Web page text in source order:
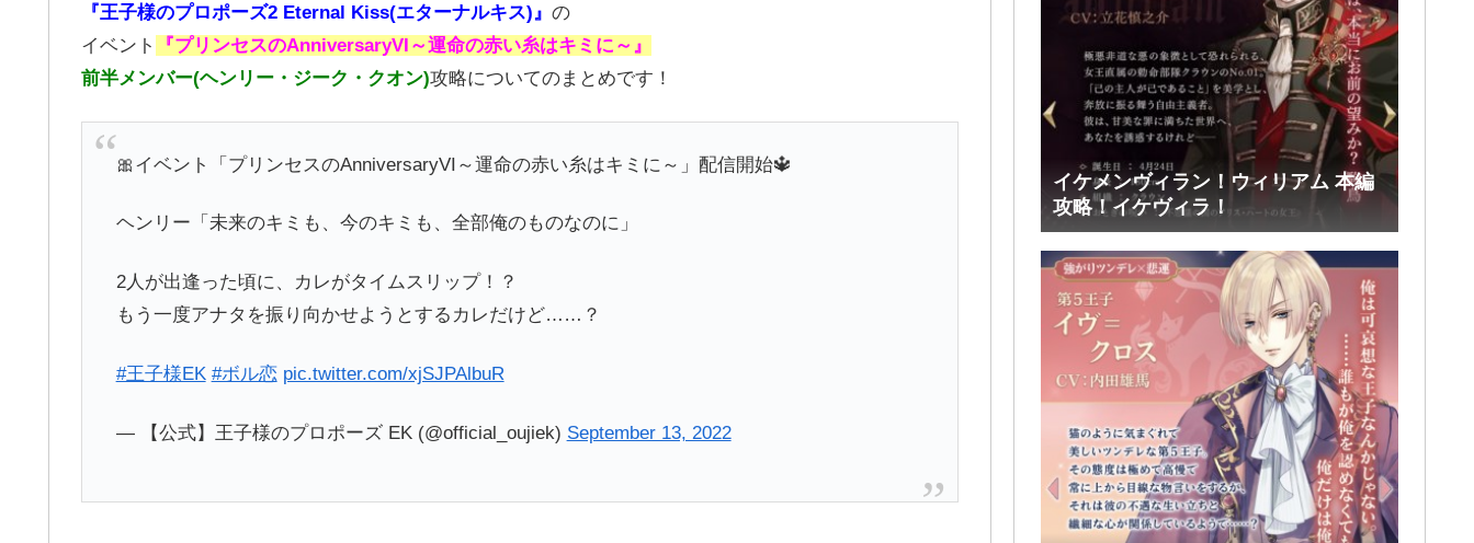
『王子様のプロポーズ2 Eternal Kiss(エターナルキス)』 の
イベント
『プリンセスのAnniversaryVI～運命の赤い糸はキミに～』
前半メンバー(ヘンリー・ジーク・クオン)攻略についてのまとめです！
🎀イベント「プリンセスのAnniversaryVI～運命の赤い糸はキミに～」配信開始🔱
ヘンリー「未来のキミも、今のキミも、全部俺のものなのに」
2人が出逢った頃に、カレがタイムスリップ！？
もう一度アナタを振り向かせようとするカレだけど……？
#王子様EK #ボル恋 pic.twitter.com/xjSJPAlbuR
— 【公式】王子様のプロポーズ EK (@official_oujiek) September 13, 2022
イケメンヴィラン！ウィリアム 本編
攻略！イケヴィラ！